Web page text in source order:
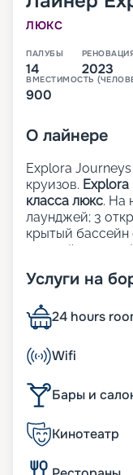
ЛЮКС
ПАЛУБЫ
14 2023
ВМЕСТИМОСТЬ
900
О лайнере
Explora
круизов.
класса люкс. На
лаунджей; 3
крытый бассейн
крышей; 1
Школа
Прачечная;
Кулинарные
объединяют
и ужину
от того, где вы
элегантных
Услуги на
24 hours
Wifi
Бары и
Кинотеатр